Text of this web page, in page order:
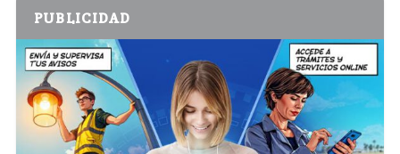
PUBLICIDAD